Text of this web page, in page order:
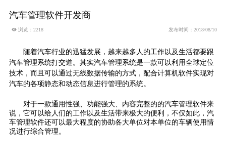
汽车管理软件开发商
 浏览：2218 发布时间：2018/08/10
随着汽车行业的迅猛发展，越来越多人的工作以及生活都要跟
汽车管理系统打交道。其实汽车管理系统是一款可以利用全球定位
技术，而且可以通过无线数据传输的方式，配合计算机软件实现对
汽车的各项静态和动态信息进行管理的系统。
对于一款通用性强、功能强大、内容完整的的汽车管理软件来
说，它可以给人们的工作以及生活带来极大的便利，不仅如此，汽
车管理软件还可以最大程度的协助各大单位对本单位的车辆使用情
况进行综合管理。